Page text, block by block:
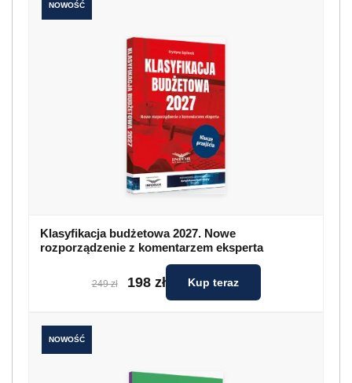
NOWOŚĆ
Klasyfikacja budżetowa 2027. Nowe
rozporządzenie z komentarzem eksperta
249 zł 198 zł Kup teraz
NOWOŚĆ